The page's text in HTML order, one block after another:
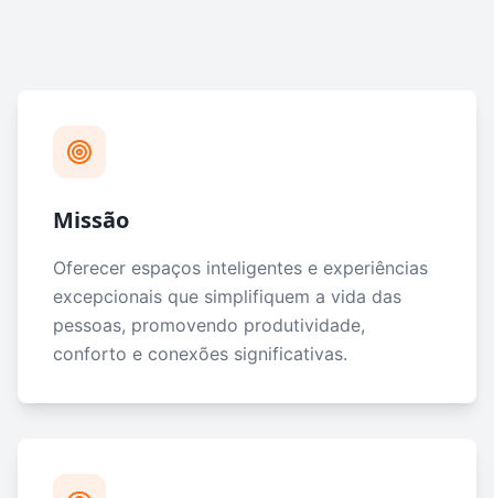
Missão
Oferecer espaços inteligentes e experiências
excepcionais que simplifiquem a vida das
pessoas, promovendo produtividade,
conforto e conexões significativas.